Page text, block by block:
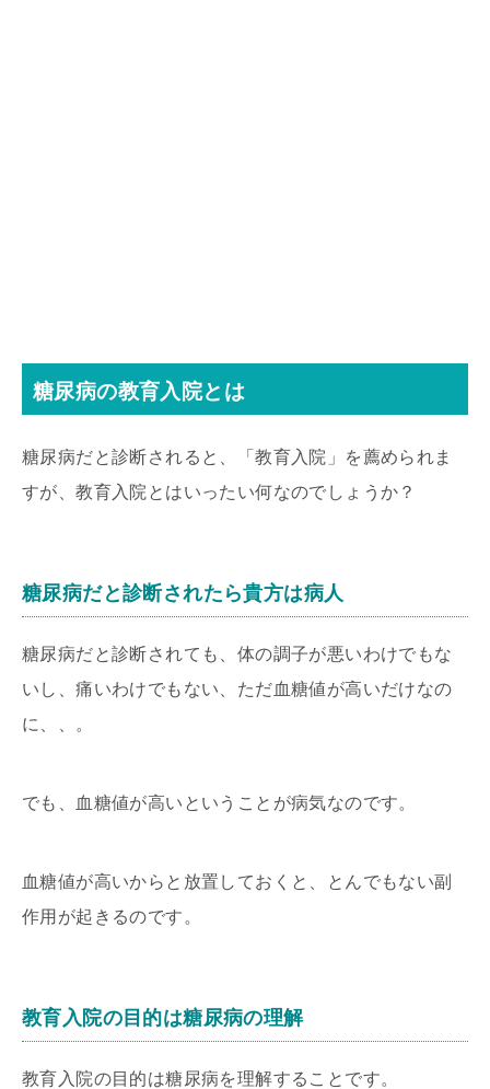
糖尿病の教育入院とは
糖尿病だと診断されると、「教育入院」を薦められま
すが、教育入院とはいったい何なのでしょうか？
糖尿病だと診断されたら貴方は病人
糖尿病だと診断されても、体の調子が悪いわけでもな
いし、痛いわけでもない、ただ血糖値が高いだけなの
に、、。
でも、血糖値が高いということが病気なのです。
血糖値が高いからと放置しておくと、とんでもない副
作用が起きるのです。
教育入院の目的は糖尿病の理解
教育入院の目的は糖尿病を理解することです。